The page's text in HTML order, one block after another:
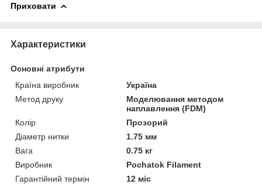
Приховати
Характеристики
Основні атрибути
Країна виробник
Україна
Метод друку
Моделювання методом
наплавлення (FDM)
Колір
Прозорий
Діаметр нитки
1.75 мм
Вага
0.75 кг
Виробник
Pochatok Filament
Гарантійний термін
12 міс